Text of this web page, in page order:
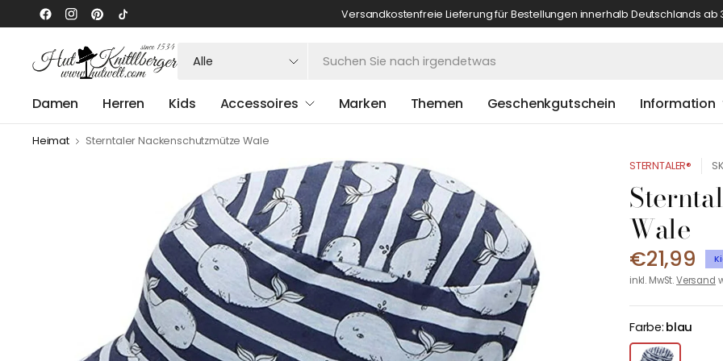
Versandkostenfreie Lieferung für Bestellungen innerhalb Deutschlands ab
Sie
irgendetwas
Damen Herren Kids Accessoires Marken Themen Geschenkgutschein Information
Heimat
Sterntaler Nackenschutzmütze Wale
STERNTALER®
Wale
€21,99
inkl. MwSt.Versand
Farbe: blau